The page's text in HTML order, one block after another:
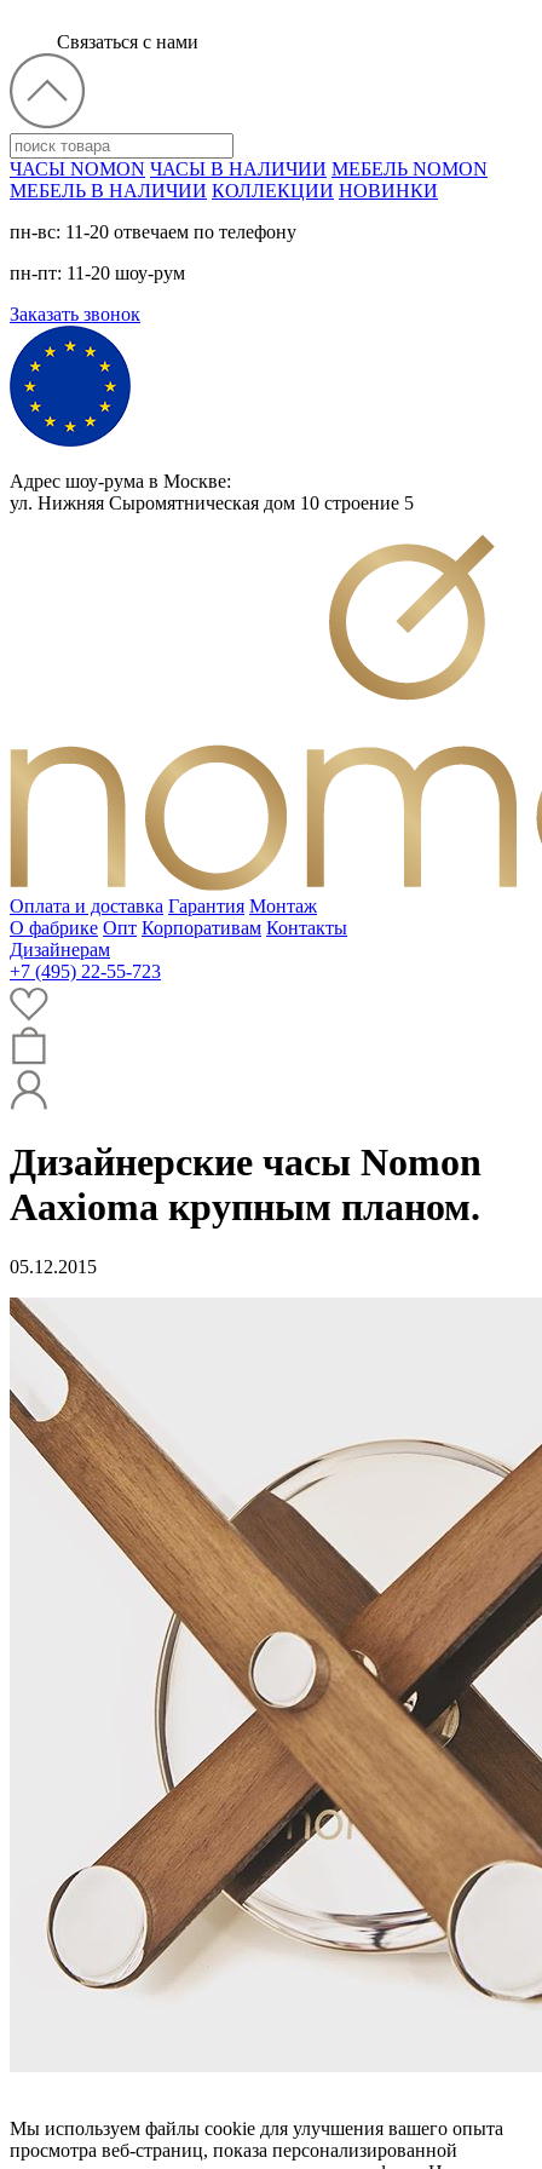
Связаться с нами
ЧАСЫ NOMON ЧАСЫ В НАЛИЧИИ МЕБЕЛЬ NOMON
МЕБЕЛЬ В НАЛИЧИИ КОЛЛЕКЦИИ НОВИНКИ
пн-вс: 11-20 отвечаем по телефону
пн-пт: 11-20 шоу-рум
Заказать звонок
Адрес шоу-рума в Москве:
ул. Нижняя Сыромятническая дом 10 cтроение 5
Оплата и доставка Гарантия Монтаж
О фабрике Опт Корпоративам Контакты
Дизайнерам
+7 (495) 22-55-723
Дизайнерские часы Nomon
Aaxioma крупным планом.
05.12.2015
Мы используем файлы cookie для улучшения вашего опыта
просмотра веб-страниц, показа персонализированной